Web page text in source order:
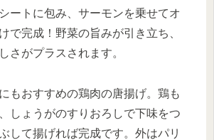
ートに包み、サーモンを乗せてオ
で完成！野菜の旨みが引き立ち、
さがプラスされます。
もおすすめの鶏肉の唐揚げ。鶏も
しょうがのすりおろしで下味をつ
して揚げれば完成です。外はパリ